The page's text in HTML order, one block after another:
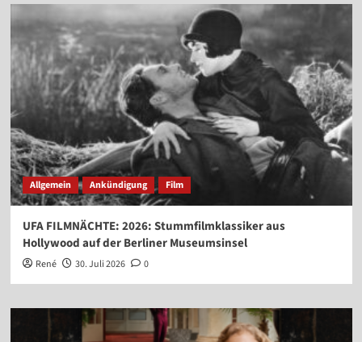
Allgemein Ankündigung Film
UFA FILMNÄCHTE: 2026: Stummfilmklassiker aus
Hollywood auf der Berliner Museumsinsel
René 30. Juli 2026 0